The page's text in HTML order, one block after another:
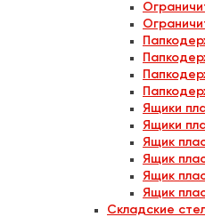
Ящики
Ящики
Ящик
Ящик
Ящик
Ящик
Складские